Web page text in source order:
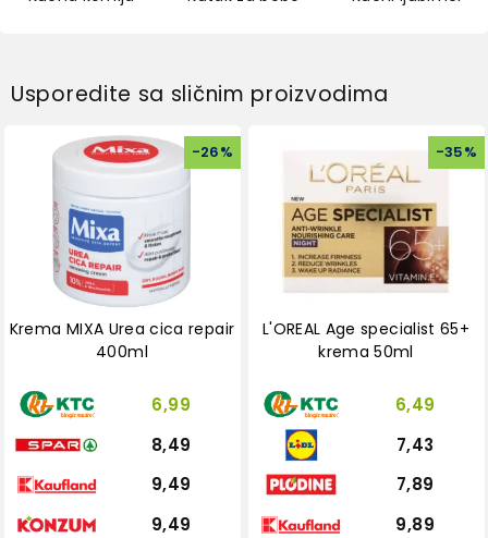
Usporedite sa sličnim proizvodima
-26%
Krema MIXA Urea cica repair
400ml
6,99
8,49
9,49
9,49
-35%
L'OREAL Age specialist 65+
krema 50ml
6,49
7,43
7,89
9,89